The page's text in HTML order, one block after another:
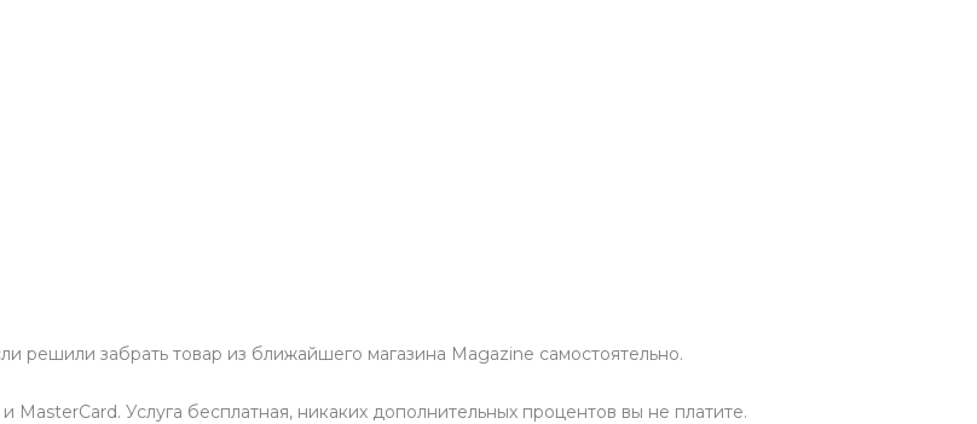
решили забрать товар из ближайшего магазина Magazine самоcтоятельно.
Услуга бесплатная, никаких дополнительных процентов вы не платите.